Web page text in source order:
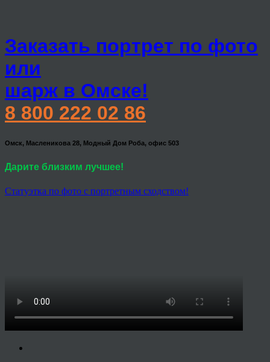
Заказать портрет по фото
или
шарж в Омске!
8 800 222 02 86
Омск, Масленикова 28, Модный Дом Роба, офис 503
Дарите близким лучшее!
Статуэтка по фото с портретным сходством!